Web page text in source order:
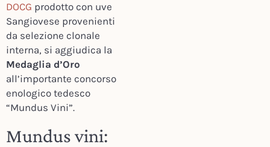
DOCG prodotto con uve
Sangiovese provenienti
da selezione clonale
interna, si aggiudica la
Medaglia d’Oro
all’importante concorso
enologico tedesco
“Mundus Vini”.
Mundus vini: